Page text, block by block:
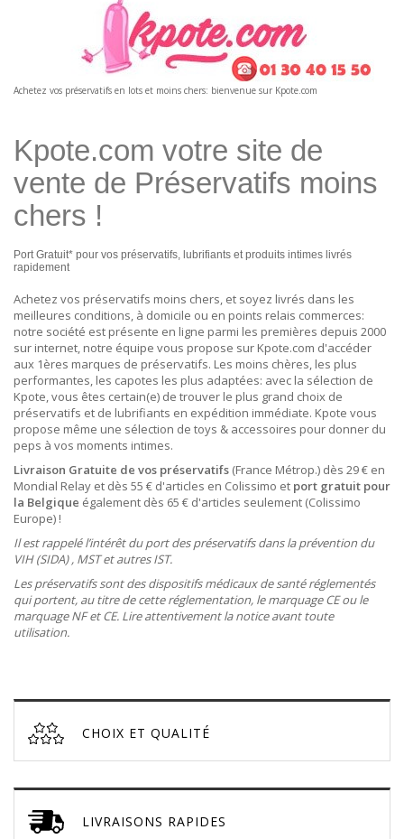
Achetez vos préservatifs en lots et moins chers: bienvenue sur Kpote.com
Kpote.com votre site de
vente de Préservatifs moins
chers !
Port Gratuit* pour vos préservatifs, lubrifiants et produits intimes livrés
rapidement
Achetez vos préservatifs moins chers, et soyez livrés dans les
meilleures conditions, à domicile ou en points relais commerces:
notre société est présente en ligne parmi les premières depuis 2000
sur internet, notre équipe vous propose sur Kpote.com d'accéder
aux 1ères marques de préservatifs. Les moins chères, les plus
performantes, les capotes les plus adaptées: avec la sélection de
Kpote, vous êtes certain(e) de trouver le plus grand choix de
préservatifs et de lubrifiants en expédition immédiate. Kpote vous
propose même une sélection de toys & accessoires pour donner du
peps à vos moments intimes.
Livraison Gratuite de vos préservatifs (France Métrop.) dès 29 € en
Mondial Relay et dès 55 € d'articles en Colissimo et port gratuit pour
la Belgique également dès 65 € d'articles seulement (Colissimo
Europe) !
Il est rappelé l’intérêt du port des préservatifs dans la prévention du
VIH (SIDA) , MST et autres IST.
Les préservatifs sont des dispositifs médicaux de santé réglementés
qui portent, au titre de cette réglementation, le marquage CE ou le
marquage NF et CE. Lire attentivement la notice avant toute
utilisation.
CHOIX ET QUALITÉ
LIVRAISONS RAPIDES